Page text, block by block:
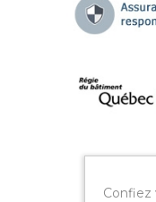
Confiez